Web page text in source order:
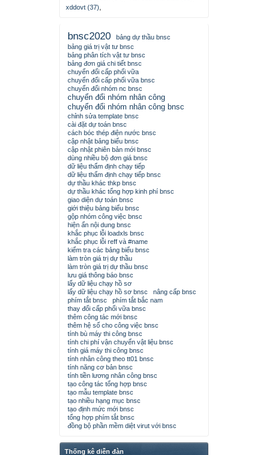
xddovt (37)
bnsc2020
bảng dự thầu bnsc
bảng giá trị vật tư bnsc
bảng phân tích vật tư bnsc
bảng đơn giá chi tiết bnsc
chuyển đổi cấp phối vữa
chuyển đổi cấp phối vữa bnsc
chuyển đổi nhóm nc bnsc
chuyển đổi nhóm nhân công
chuyển đổi nhóm nhân công bnsc
chỉnh sửa template bnsc
cài đặt dự toán bnsc
cách bóc thép điện nước bnsc
cập nhật bảng biểu bnsc
cập nhật phiên bản mới bnsc
dùng nhiều bộ đơn giá bnsc
dữ liệu thẩm định chạy tiếp
dữ liệu thẩm định chạy tiếp bnsc
dự thầu khác thkp bnsc
dự thầu khác tổng hợp kinh phí bnsc
giao diện dự toán bnsc
giới thiệu bảng biểu bnsc
gộp nhóm công việc bnsc
hiện ẩn nội dung bnsc
khắc phục lỗi loadxls bnsc
khắc phục lỗi reff và #name
kiểm tra các bảng biểu bnsc
làm tròn giá trị dự thầu
làm tròn giá trị dự thầu bnsc
lưu giá thông báo bnsc
lấy dữ liệu chạy hồ sơ
lấy dữ liệu chạy hồ sơ bnsc
nâng cấp bnsc
phím tắt bnsc
phím tắt bắc nam
thay đổi cấp phối vữa bnsc
thêm công tác mới bnsc
thêm hệ số cho công việc bnsc
tính bù máy thi công bnsc
tính chi phí vận chuyển vật liệu bnsc
tính giá máy thi công bnsc
tính nhân công theo tt01 bnsc
tính năng cơ bản bnsc
tính tiền lương nhân công bnsc
tạo công tác tổng hợp bnsc
tạo mẫu template bnsc
tạo nhiều hạng mục bnsc
tạo định mức mới bnsc
tổng hợp phím tắt bnsc
đồng bộ phần mềm diệt virut với bnsc
Thống kê diễn đàn